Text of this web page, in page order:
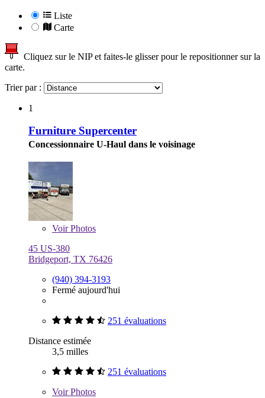
Liste
Carte
Cliquez sur le NIP et faites-le glisser pour le repositionner sur la
carte.
Trier par :
1
Furniture Supercenter
Concessionnaire U-Haul dans le voisinage
VoirPhotos
45 US-380
Bridgeport, TX 76426
(940) 394-3193
Fermé aujourd'hui
251 évaluations
Distance estimée
3,5 milles
251 évaluations
VoirPhotos